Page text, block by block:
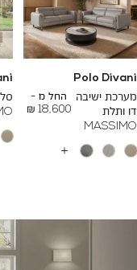
Polo Divani
מערכת ישיבה
דו ותלת
MASSIMO
החל מ -
18,600 ₪
To
24,000 ₪
עוד